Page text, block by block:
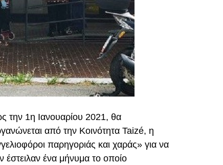
την 1η Ιανουαρίου 2021, θα
από την Κοινότητα Taizé, η
παρηγοριάς και χαράς» για να
έστειλαν ένα μήνυμα το οποίο